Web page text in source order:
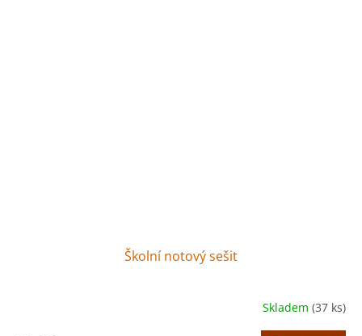
Školní notový sešit
Skladem (37 ks)